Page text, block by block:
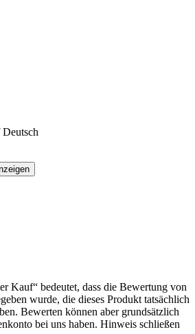
Kauf“ bedeutet, dass die Bewertung von
wurde, die dieses Produkt tatsächlich
Bewerten können aber grundsätzlich
bei uns haben. Hinweis schließen